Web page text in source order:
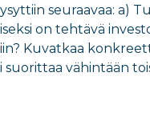
seuraavaa: a)
on tehtävä
Kuvatkaa
vähintään